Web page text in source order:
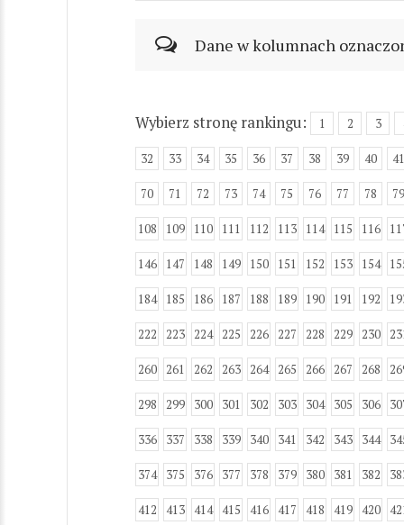
Dane w kolumnach
Wybierz stronę rankingu: 1 2 3
32 33 34 35 36 37 38 39 40 41
70 71 72 73 74 75 76 77 78 79
108 109 110 111 112 113 114 115 116
146 147 148 149 150 151 152 153 154
184 185 186 187 188 189 190 191 192
222 223 224 225 226 227 228 229 230
260 261 262 263 264 265 266 267 268
298 299 300 301 302 303 304 305 306
336 337 338 339 340 341 342 343 344
374 375 376 377 378 379 380 381 382
412 413 414 415 416 417 418 419 420